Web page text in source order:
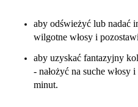
aby odświeżyć lub nadać
wilgotne włosy i
aby uzyskać fantazyjny
- nałożyć na suche włosy
minut.